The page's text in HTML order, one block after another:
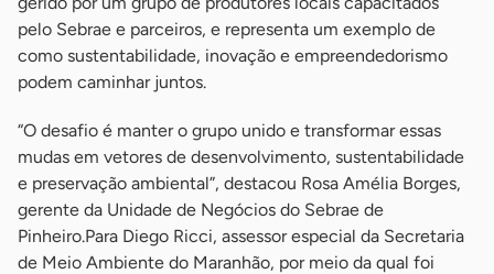
pelo Sebrae e parceiros, e representa um exemplo de
como sustentabilidade, inovação e empreendedorismo
podem caminhar juntos.
“O desafio é manter o grupo unido e transformar essas
mudas em vetores de desenvolvimento, sustentabilidade
e preservação ambiental”, destacou Rosa Amélia Borges,
gerente da Unidade de Negócios do Sebrae de
Pinheiro.Para Diego Ricci, assessor especial da Secretaria
de Meio Ambiente do Maranhão, por meio da qual foi